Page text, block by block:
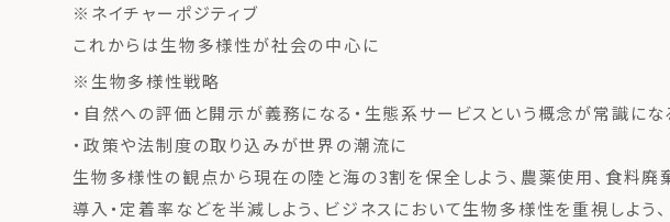
※ネイチャーポジティブ
これからは生物多様性が社会の中心に
※生物多様性戦略
・自然への評価と開示が義務になる・生態系サービスという概念が常識にな
・政策や法制度の取り込みが世界の潮流に
生物多様性の観点から現在の陸と海の3割を保全しよう、農薬使用、食料廃
導入・定着率などを半減しよう、ビジネスにおいて生物多様性を重視しよう